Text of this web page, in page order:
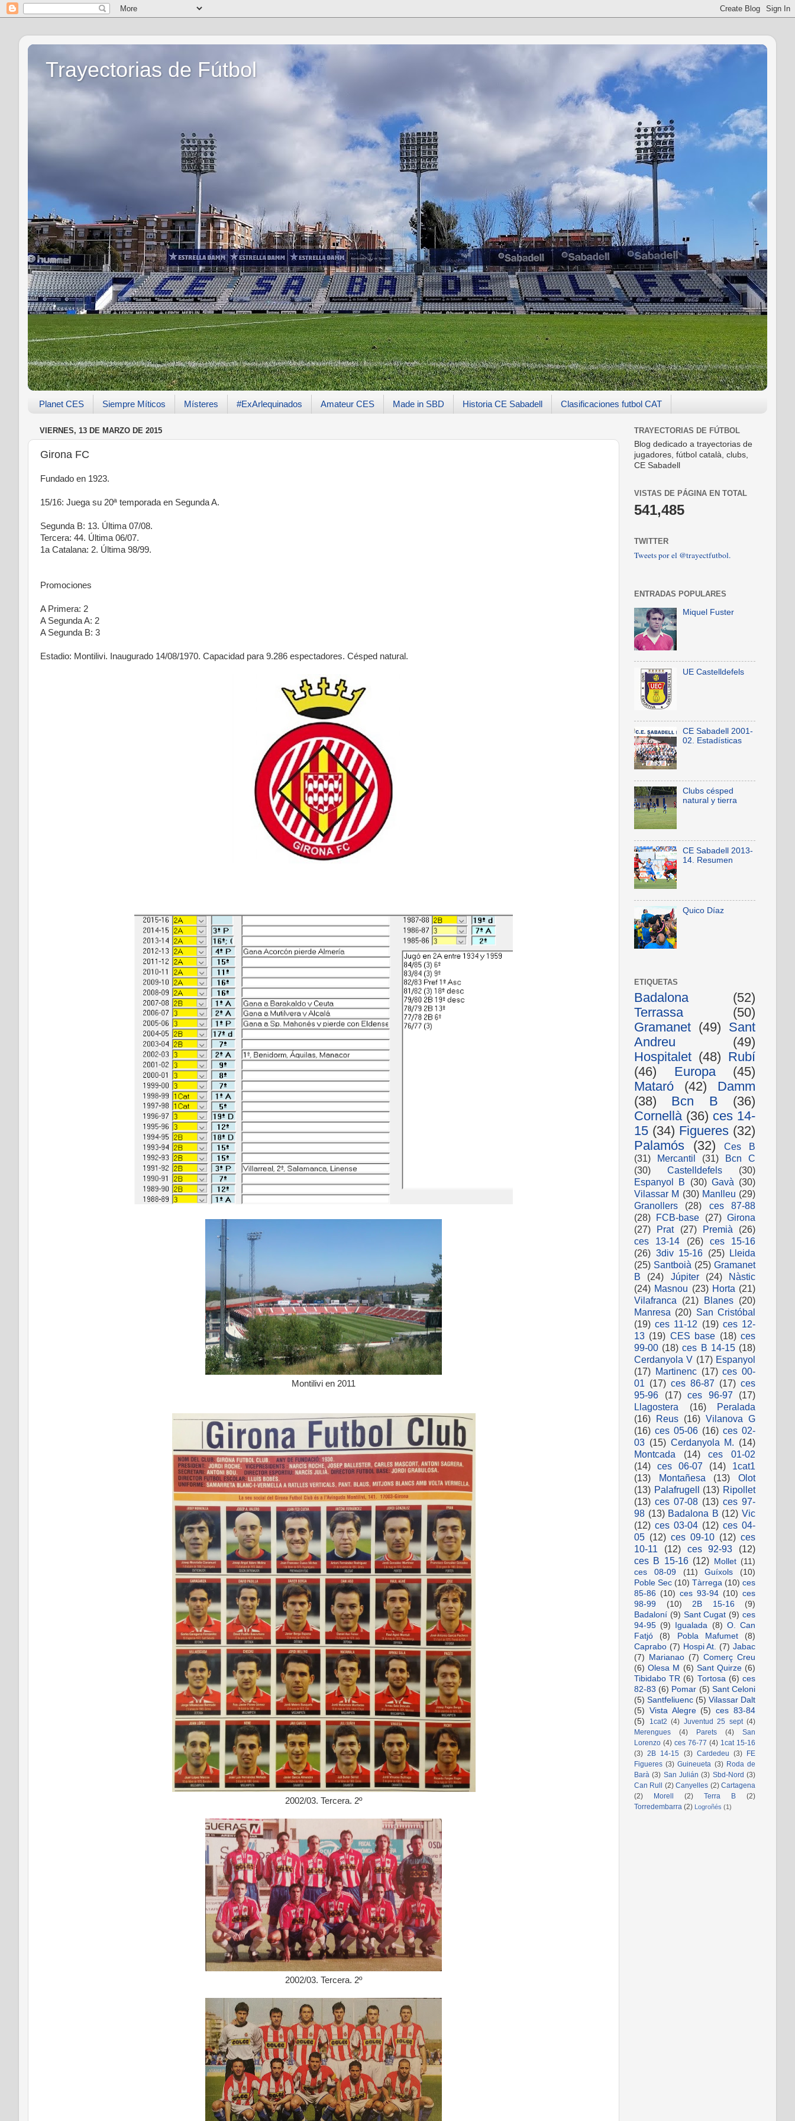
Trayectorias de Fútbol
Planet CES Siempre Míticos Místeres #ExArlequinados Amateur CES Made in SBD Historia CE Sabadell Clasificaciones futbol CAT
VIERNES, 13 DE MARZO DE 2015
Girona FC
Fundado en 1923.
15/16: Juega su 20ª temporada en Segunda A.
Segunda B: 13. Última 07/08.
Tercera: 44. Última 06/07.
1a Catalana: 2. Última 98/99.
Promociones
A Primera: 2
A Segunda A: 2
A Segunda B: 3
Estadio: Montilivi. Inaugurado 14/08/1970. Capacidad para 9.286 espectadores. Césped natural.
Montilivi en 2011
2002/03. Tercera. 2º
2002/03. Tercera. 2º
TRAYECTORIAS DE FÚTBOL
Blog dedicado a trayectorias de
jugadores, fútbol català, clubs,
CE Sabadell
VISTAS DE PÁGINA EN TOTAL
541,485
TWITTER
Tweets por el @trayectfutbol.
ENTRADAS POPULARES
Miquel Fuster
UE Castelldefels
CE Sabadell 2001-
02. Estadísticas
Clubs césped
natural y tierra
CE Sabadell 2013-
14. Resumen
Quico Díaz
ETIQUETAS
Badalona
(52)
Terrassa
(50)
Gramanet (49) Sant
Andreu
(49)
Hospitalet (48) Rubí
(46)
Europa
(45)
Mataró
(42)
Damm
(38)
Bcn B
(36)
Cornellà (36) ces 14-
15 (34) Figueres (32)
Palamós
(32)
Ces B
(31)
Mercantil (31)
Bcn C
(30)
Castelldefels
(30)
Espanyol B
(30) Gavà (30)
Vilassar M (30) Manlleu (29)
Granollers
(28)
ces 87-88
(28) FCB-base (27) Girona
(27)
Prat (27) Premià
(26)
ces 13-14
(26)
ces 15-16
(26) 3div 15-16 (25) Lleida
(25) Santboià (25) Gramanet
B
(24) Júpiter (24)
Nàstic
(24) Masnou (23) Horta (21)
Vilafranca
(21) Blanes (20)
Manresa (20) San Cristóbal
(19) ces 11-12 (19) ces 12-
13 (19) CES base (18) ces
99-00 (18) ces B 14-15 (18)
Cerdanyola V (17) Espanyol
(17) Martinenc (17) ces 00-
01 (17) ces 86-87 (17) ces
95-96
(17) ces 96-97
(17)
Llagostera
(16)
Peralada
(16) Reus (16) Vilanova G
(16) ces 05-06 (16) ces 02-
03 (15) Cerdanyola M. (14)
Montcada
(14)
ces 01-02
(14)
ces 06-07 (14)
1cat1
(13)
Montañesa (13)
Olot
(13) Palafrugell (13) Ripollet
(13) ces 07-08 (13) ces 97-
98 (13) Badalona B (12) Vic
(12) ces 03-04 (12) ces 04-
05 (12) ces 09-10 (12) ces
10-11
(12) ces 92-93
(12)
ces B 15-16 (12) Mollet (11)
ces 08-09
(11) Guíxols
(10)
Poble Sec (10) Tàrrega (10) ces
85-86 (10) ces 93-94 (10) ces
98-99
(10) 2B 15-16
(9)
Badaloní (9) Sant Cugat (9) ces
94-95 (9) Igualada (8) O. Can
Fatjó
(8) Pobla Mafumet
(8)
Caprabo (7) Hospi At. (7) Jabac
(7)
Marianao (7) Comerç Creu
(6) Olesa M (6) Sant Quirze (6)
Tibidabo TR (6) Tortosa (6) ces
82-83 (6) Pomar (5) Sant Celoni
(5) Santfeliuenc (5) Vilassar Dalt
(5) Vista Alegre (5)
ces 83-84
(5)
1cat2 (4) Juventud 25 sept (4)
Merengues
(4) Parets (4)
San
Lorenzo (4) ces 76-77 (4) 1cat 15-16
(3) 2B 14-15 (3) Cardedeu (3)
FE
Figueres (3) Guineueta (3) Roda de
Barà (3) San Julián (3) Sbd-Nord (3)
Can Rull
(2) Canyelles (2) Cartagena
(2)
Morell (2) Terra B
(2)
Torredembarra (2) Logroñés (1)